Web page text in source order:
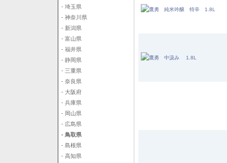
- 埼玉県
- 神奈川県
- 新潟県
- 富山県
- 福井県
- 静岡県
- 三重県
- 奈良県
- 大阪府
- 兵庫県
- 岡山県
- 広島県
- 鳥取県
- 島根県
- 高知県